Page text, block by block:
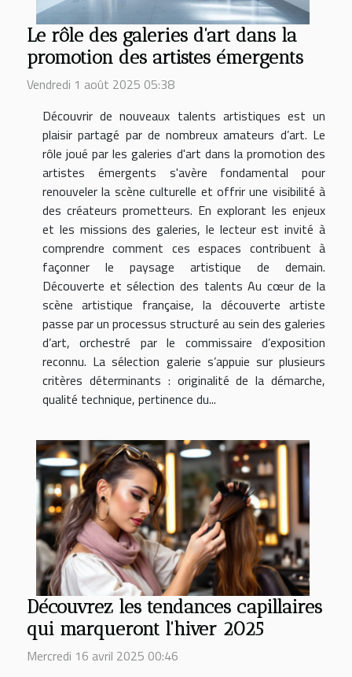
Le rôle des galeries d'art dans la
promotion des artistes émergents
Vendredi 1 août 2025 05:38
Découvrir de nouveaux talents artistiques est un
plaisir partagé par de nombreux amateurs d’art. Le
rôle joué par les galeries d'art dans la promotion des
artistes émergents s'avère fondamental pour
renouveler la scène culturelle et offrir une visibilité à
des créateurs prometteurs. En explorant les enjeux
et les missions des galeries, le lecteur est invité à
comprendre comment ces espaces contribuent à
façonner le paysage artistique de demain.
Découverte et sélection des talents Au cœur de la
scène artistique française, la découverte artiste
passe par un processus structuré au sein des galeries
d’art, orchestré par le commissaire d’exposition
reconnu. La sélection galerie s’appuie sur plusieurs
critères déterminants : originalité de la démarche,
qualité technique, pertinence du...
Découvrez les tendances capillaires
qui marqueront l'hiver 2025
Mercredi 16 avril 2025 00:46